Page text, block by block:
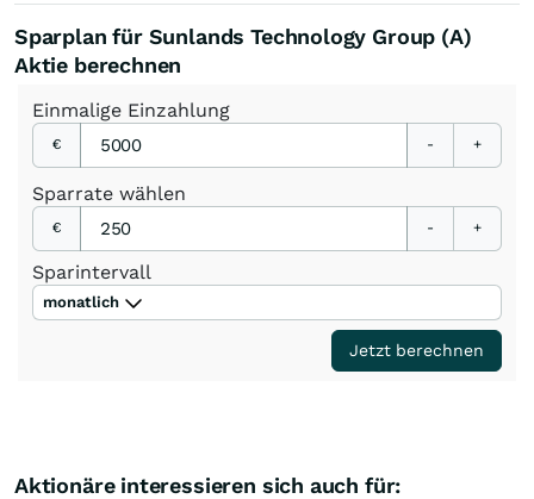
Sparplan für Sunlands Technology Group (A)
Aktie berechnen
Einmalige Einzahlung
€ - +
Sparrate wählen
€ - +
Sparintervall
monatlich
Jetzt berechnen
Aktionäre interessieren sich auch für: